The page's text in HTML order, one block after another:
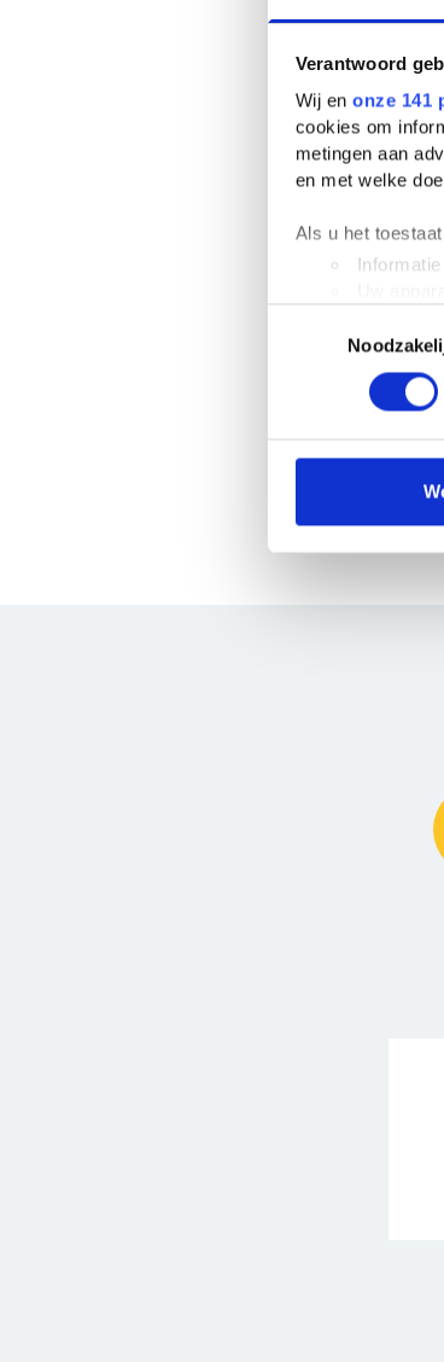
Verantwoord
Wij en onze 141
cookies om
metingen aan
en met welke
Als u het
toestemming
We gebruiken
media,
verstrekt of die